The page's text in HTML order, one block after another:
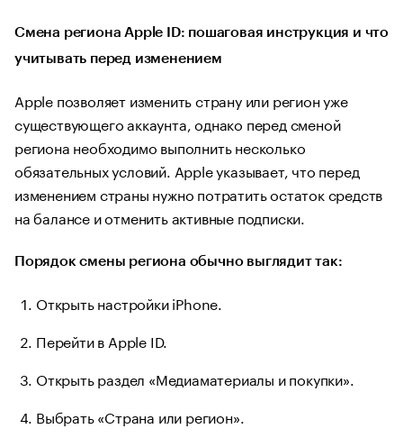
Смена региона Apple ID: пошаговая инструкция и что
учитывать перед изменением
Apple позволяет изменить страну или регион уже
существующего аккаунта, однако перед сменой
региона необходимо выполнить несколько
обязательных условий. Apple указывает, что перед
изменением страны нужно потратить остаток средств
на балансе и отменить активные подписки.
Порядок смены региона обычно выглядит так:
Открыть настройки iPhone.
Перейти в Apple ID.
Открыть раздел «Медиаматериалы и покупки».
Выбрать «Страна или регион».